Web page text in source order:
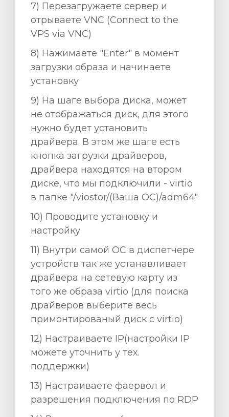
7) Перезагружаете сервер и
отрываете VNC (Connect to the
VPS via VNC)
8) Нажимаете "Enter" в момент
загрузки образа и начинаете
установку
9) На шаге выбора диска, может
не отображаться диск, для этого
нужно будет установить
драйвера. В этом же шаге есть
кнопка загрузки драйверов,
драйвера находятся на втором
диске, что мы подключили - virtio
в папке "/viostor/(Ваша ОС)/adm64"
10) Проводите установку и
настройку
11) Внутри самой ОС в диспетчере
устройств так же устанавливает
драйвера на сетевую карту из
того же образа virtio (для поиска
драйверов выберите весь
примонтированый диск с virtio)
12) Настраиваете ІР(настройки ІР
можете уточнить у тех.
поддержки)
13) Настраиваете фаервол и
разрешения подключения по RDP